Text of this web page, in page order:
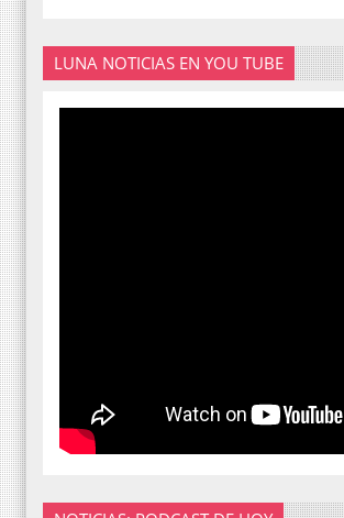
LUNA NOTICIAS EN YOU TUBE